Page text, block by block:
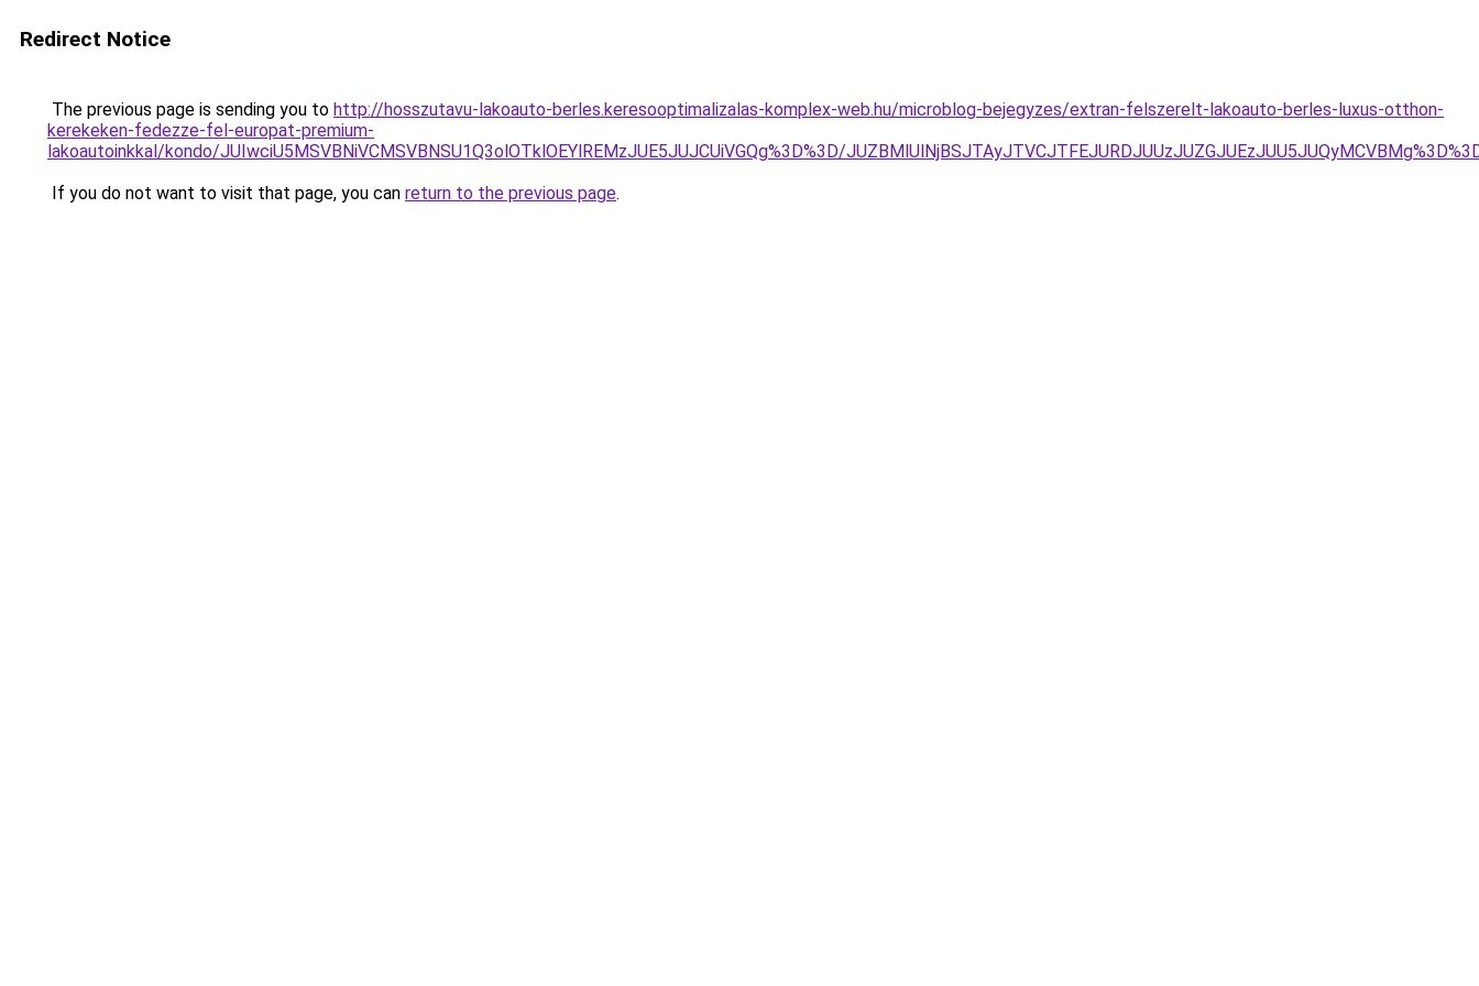
Redirect Notice
The previous page is sending you to http://hosszutavu-lakoauto-berles.keresooptimalizalas-komplex-web.hu/microblog-bejegyzes/extran-felszerelt-lakoauto-berles-luxus-otthon-
kerekeken-fedezze-fel-europat-premium-
lakoautoinkkal/kondo/JUIwciU5MSVBNiVCMSVBNSU1Q3olOTklOEYlREMzJUE5JUJCUiVGQg%3D%3D/
If you do not want to visit that page, you can return to the previous page.